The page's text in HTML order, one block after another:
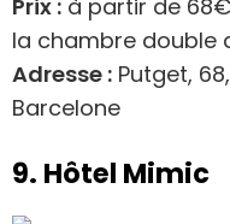
Prix : à partir de
la chambre double
Adresse : Putget,
Barcelone
9. Hôtel Mimic